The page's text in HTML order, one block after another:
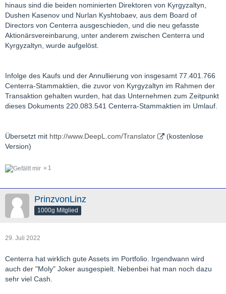
hinaus sind die beiden nominierten Direktoren von Kyrgyzaltyn,
Dushen Kasenov und Nurlan Kyshtobaev, aus dem Board of
Directors von Centerra ausgeschieden, und die neu gefasste
Aktionärsvereinbarung, unter anderem zwischen Centerra und
Kyrgyzaltyn, wurde aufgelöst.
Infolge des Kaufs und der Annullierung von insgesamt 77.401.766
Centerra-Stammaktien, die zuvor von Kyrgyzaltyn im Rahmen der
Transaktion gehalten wurden, hat das Unternehmen zum Zeitpunkt
dieses Dokuments 220.083.541 Centerra-Stammaktien im Umlauf.
Übersetzt mit http://www.DeepL.com/Translator
(kostenlose
Version)
1
PrinzvonLinz
1000g Mitglied
29. Juli 2022
Centerra hat wirklich gute Assets im Portfolio. Irgendwann wird
auch der "Moly" Joker ausgespielt. Nebenbei hat man noch dazu
sehr viel Cash.